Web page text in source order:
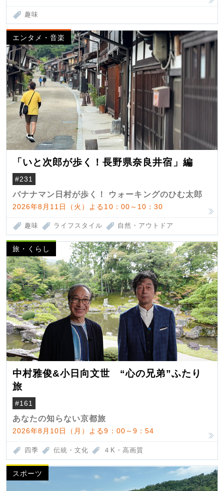
趣味
エンタメ・音楽
「いと次郎が歩く！長野県奈良井宿」編
#231
バナナマン日村が歩く！ ウォーキングのひむ太郎
2026年8月11日（火）よる10：00～10：30
趣味 ライフスタイル 自然・アウトドア
旅・くらし
中村雅俊&小日向文世 “心の兄弟”ふたり
旅
#161
あなたの知らない京都旅
2026年8月10日（月）よる9：00～9：54
四季 伝統・文化 ４K・高画質
スポーツ